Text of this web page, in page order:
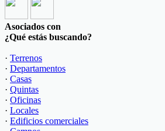
Asociados con
¿Qué estás buscando?
· Terrenos
· Departamentos
· Casas
· Quintas
· Oficinas
· Locales
· Edificios comerciales